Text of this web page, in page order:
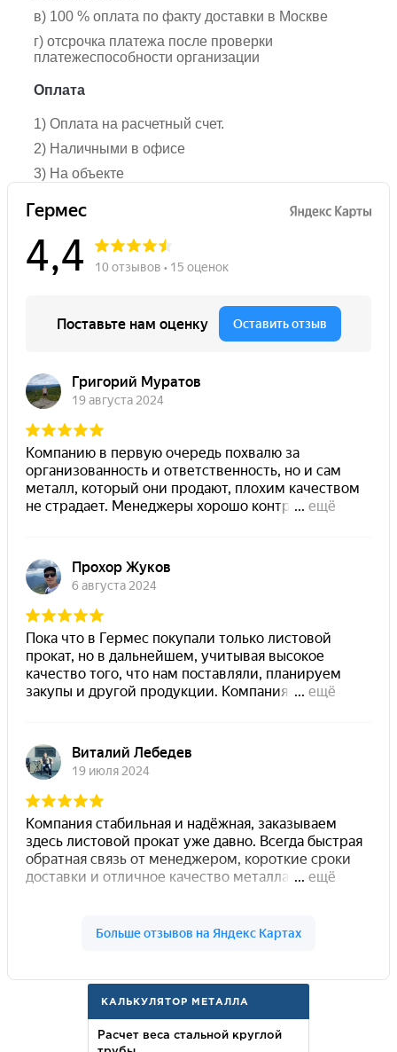
в) 100 % оплата по факту доставки в Москве
г) отсрочка платежа после проверки
платежеспособности организации
Оплата
1) Оплата на расчетный счет.
2) Наличными в офисе
3) На объекте